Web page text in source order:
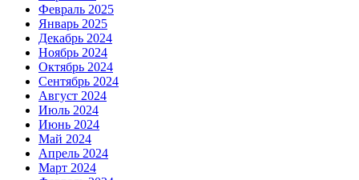
Февраль 2025
Январь 2025
Декабрь 2024
Ноябрь 2024
Октябрь 2024
Сентябрь 2024
Август 2024
Июль 2024
Июнь 2024
Май 2024
Апрель 2024
Март 2024